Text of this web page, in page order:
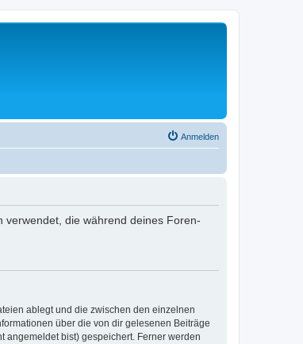
Anmelden
verwendet, die während deines Foren-
ablegt und die zwischen den einzelnen
über die von dir gelesenen Beiträge
angemeldet bist) gespeichert. Ferner werden